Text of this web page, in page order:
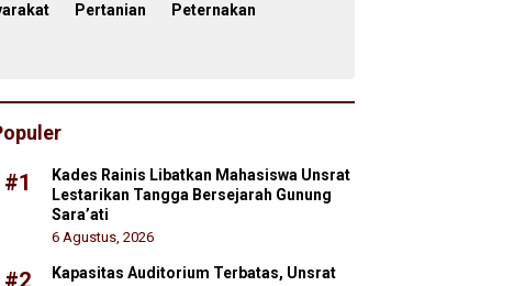
Pertanian Peternakan
#1
Kades Rainis Libatkan Mahasiswa Unsrat
Lestarikan Tangga Bersejarah Gunung
Sara’ati
6 Agustus, 2026
#2
Kapasitas Auditorium Terbatas, Unsrat